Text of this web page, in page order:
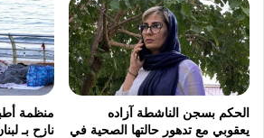
نفسية المجتمع.
السجناء السياسيين حقوق
سجن إيفين شيرين علم هولي
الحكم بسجن الناشطة آزاده
يعقوبي مع تدهور حالتها الصحية في
نازح بـ